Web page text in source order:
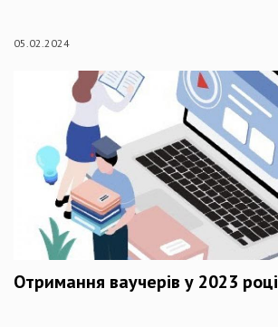
05.02.2024
Отримання ваучерів у 2023 році